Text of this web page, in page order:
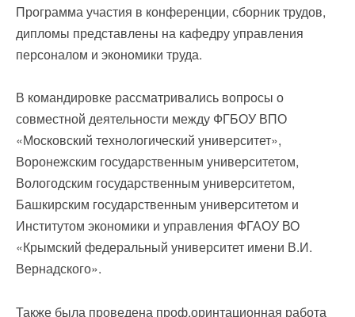
Программа участия в конференции, сборник трудов,
дипломы представлены на кафедру управления
персоналом и экономики труда.
В командировке рассматривались вопросы о
совместной деятельности между ФГБОУ ВПО
«Московский технологический университет»,
Воронежским государственным университетом,
Вологодским государственным университетом,
Башкирским государственным университетом и
Институтом экономики и управления ФГАОУ ВО
«Крымский федеральный университет имени В.И.
Вернадского».
Также была проведена проф.оринтационная работа